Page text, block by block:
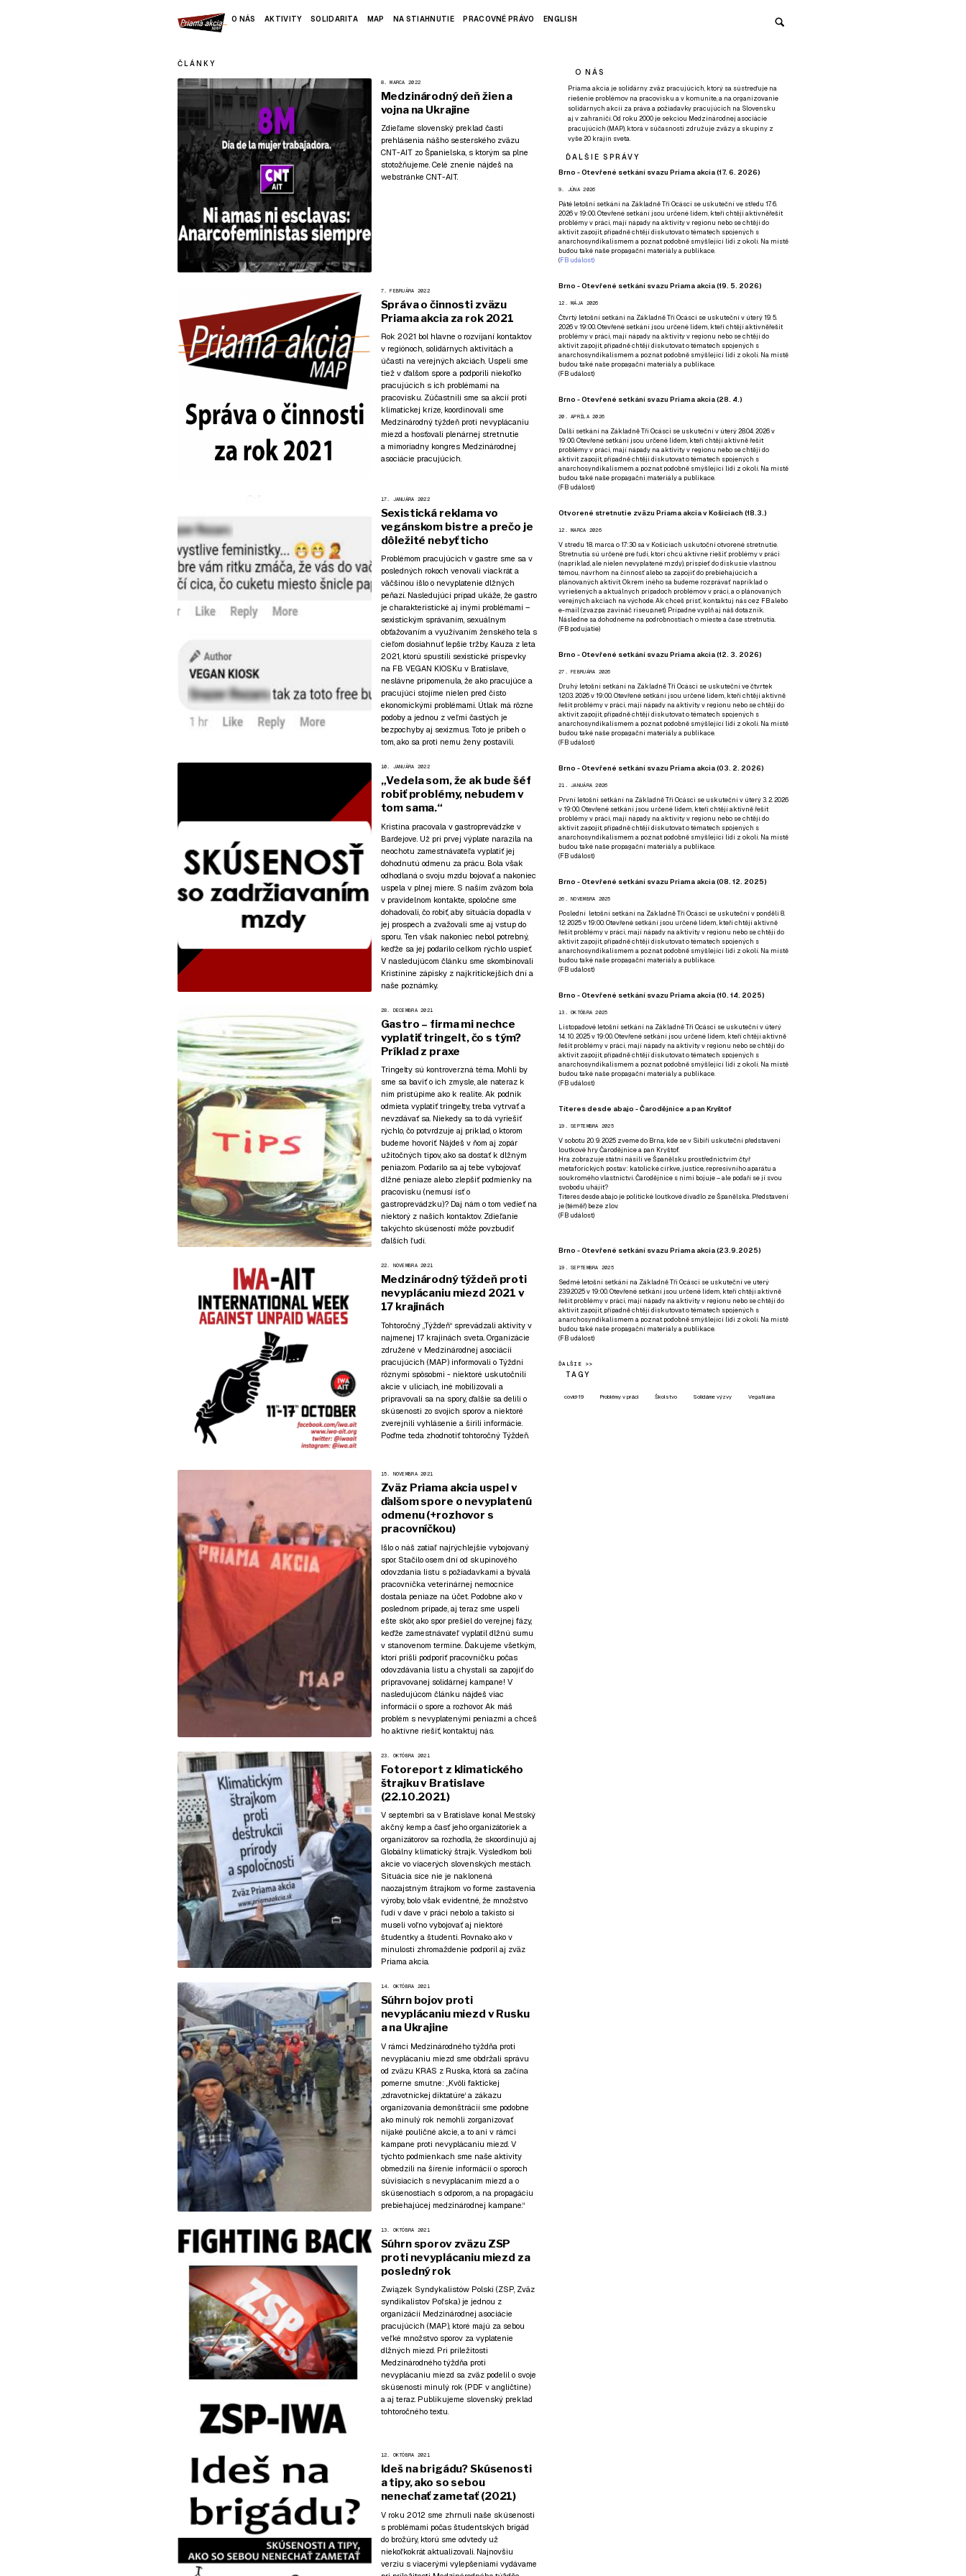
O NÁS AKTIVITY SOLIDARITA MAP NA STIAHNUTIE PRACOVNÉ PRÁVO ENGLISH
ČLÁNKY
8. MARCA 2022
Medzinárodný deň žien a
vojna na Ukrajine
Zdieľame slovenský preklad časti
prehlásenia nášho sesterského zväzu
CNT-AIT zo Španielska, s ktorým sa plne
stotožňujeme. Celé znenie nájdeš na
webstránke CNT-AIT.
7. FEBRUÁRA 2022
Správa o činnosti zväzu
Priama akcia za rok 2021
Rok 2021 bol hlavne o rozvíjaní kontaktov
v regiónoch, solidárnych aktivitách a
účasti na verejných akciách. Uspeli sme
tiež v ďalšom spore a podporili niekoľko
pracujúcich s ich problémami na
pracovisku. Zúčastnili sme sa akcií proti
klimatickej kríze, koordinovali sme
Medzinárodný týždeň proti nevyplácaniu
miezd a hosťovali plenárnej stretnutie
a mimoriadny kongres Medzinárodnej
asociácie pracujúcich.
17. JANUÁRA 2022
Sexistická reklama vo
vegánskom bistre a prečo je
dôležité nebyť ticho
Problémom pracujúcich v gastre sme sa v
posledných rokoch venovali viackrát a
väčšinou išlo o nevyplatenie dlžných
peňazí. Nasledujúci prípad ukáže, že gastro
je charakteristické aj inými problémami –
sexistickým správaním, sexuálnym
obťažovaním a využívaním ženského tela s
cieľom dosiahnuť lepšie tržby. Kauza z leta
2021, ktorú spustili sexistické príspevky
na FB VEGAN KIOSKu v Bratislave,
neslávne pripomenula, že ako pracujúce a
pracujúci stojíme nielen pred čisto
ekonomickými problémami. Útlak má rôzne
podoby a jednou z veľmi častých je
bezpochyby aj sexizmus. Toto je príbeh o
tom, ako sa proti nemu ženy postavili.
10. JANUÁRA 2022
„Vedela som, že ak bude šéf
robiť problémy, nebudem v
tom sama.“
Kristína pracovala v gastroprevádzke v
Bardejove. Už pri prvej výplate narazila na
neochotu zamestnávateľa vyplatiť jej
dohodnutú odmenu za prácu. Bola však
odhodlaná o svoju mzdu bojovať a nakoniec
uspela v plnej miere. S naším zväzom bola
v pravidelnom kontakte, spoločne sme
dohadovali, čo robiť, aby situácia dopadla v
jej prospech a zvažovali sme aj vstup do
sporu. Ten však nakoniec nebol potrebný,
keďže sa jej podarilo celkom rýchlo uspieť.
V nasledujúcom článku sme skombinovali
Kristínine zápisky z najkritickejších dní a
naše poznámky.
28. DECEMBRA 2021
Gastro – firma mi nechce
vyplatiť tringelt, čo s tým?
Príklad z praxe
Tringelty sú kontroverzná téma. Mohli by
sme sa baviť o ich zmysle, ale nateraz k
nim pristúpime ako k realite. Ak podnik
odmieta vyplatiť tringelty, treba vytrvať a
nevzdávať sa. Niekedy sa to dá vyriešiť
rýchlo, čo potvrdzuje aj príklad, o ktorom
budeme hovoriť. Nájdeš v ňom aj zopár
užitočných tipov, ako sa dostať k dlžným
peniazom. Podarilo sa aj tebe vybojovať
dlžné peniaze alebo zlepšiť podmienky na
pracovisku (nemusí ísť o
gastroprevádzku)? Daj nám o tom vedieť na
niektorý z našich kontaktov. Zdieľanie
takýchto skúseností môže povzbudiť
ďalších ľudí.
22. NOVEMBRA 2021
Medzinárodný týždeň proti
nevyplácaniu miezd 2021 v
17 krajinách
Tohtoročný „Týždeň“ sprevádzali aktivity v
najmenej 17 krajinách sveta. Organizácie
združené v Medzinárodnej asociácii
pracujúcich (MAP) informovali o Týždni
rôznymi spôsobmi - niektoré uskutočnili
akcie v uliciach, iné mobilizovali a
pripravovali sa na spory, ďalšie sa delili o
skúsenosti zo svojich sporov a niektoré
zverejnili vyhlásenie a šírili informácie.
Poďme teda zhodnotiť tohtoročný Týždeň.
15. NOVEMBRA 2021
Zväz Priama akcia uspel v
ďalšom spore o nevyplatenú
odmenu (+rozhovor s
pracovníčkou)
Išlo o náš zatiaľ najrýchlejšie vybojovaný
spor. Stačilo osem dní od skupinového
odovzdania listu s požiadavkami a bývalá
pracovníčka veterinárnej nemocnice
dostala peniaze na účet. Podobne ako v
poslednom prípade , aj teraz sme uspeli
ešte skôr, ako spor prešiel do verejnej fázy,
keďže zamestnávateľ vyplatil dlžnú sumu
v stanovenom termíne. Ďakujeme všetkým,
ktorí prišli podporiť pracovníčku počas
odovzdávania listu a chystali sa zapojiť do
pripravovanej solidárnej kampane! V
nasledujúcom článku nájdeš viac
informácií o spore a rozhovor. Ak máš
problém s nevyplatenými peniazmi a chceš
ho aktívne riešiť, kontaktuj nás.
23. OKTÓBRA 2021
Fotoreport z klimatického
štrajku v Bratislave
(22.10.2021)
V septembri sa v Bratislave konal Mestský
akčný kemp a časť jeho organizátoriek a
organizátorov sa rozhodla, že skoordinujú aj
Globálny klimatický štrajk. Výsledkom boli
akcie vo viacerých slovenských mestách.
Situácia síce nie je naklonená
naozajstným štrajkom vo forme zastavenia
výroby, bolo však evidentné, že množstvo
ľudí v dave v práci nebolo a takisto si
museli voľno vybojovať aj niektoré
študentky a študenti. Rovnako ako v
minulosti zhromaždenie podporil aj zväz
Priama akcia.
14. OKTÓBRA 2021
Súhrn bojov proti
nevyplácaniu miezd v Rusku
a na Ukrajine
V rámci Medzinárodného týždňa proti
nevyplácaniu miezd sme obdržali správu
od zväzu KRAS z Ruska, ktorá sa začína
pomerne smutne: „Kvôli faktickej
‚zdravotníckej diktatúre‘ a zákazu
organizovania demonštrácií sme podobne
ako minulý rok nemohli zorganizovať
nijaké pouličné akcie, a to ani v rámci
kampane proti nevyplácaniu miezd. V
týchto podmienkach sme naše aktivity
obmedzili na šírenie informácií o sporoch
súvisiacich s nevyplácaním miezd a o
skúsenostiach s odporom, a na propagáciu
prebiehajúcej medzinárodnej kampane.“
13. OKTÓBRA 2021
Súhrn sporov zväzu ZSP
proti nevyplácaniu miezd za
posledný rok
Związek Syndykalistów Polski (ZSP, Zväz
syndikalistov Poľska) je jednou z
organizácií Medzinárodnej asociácie
pracujúcich (MAP), ktoré majú za sebou
veľké množstvo sporov za vyplatenie
dlžných miezd. Pri príležitosti
Medzinárodného týždňa proti
nevyplácaniu miezd sa zväz podelil o svoje
skúsenosti minulý rok (PDF v angličtine)
a aj teraz. Publikujeme slovenský preklad
tohtoročného textu.
12. OKTÓBRA 2021
Ideš na brigádu? Skúsenosti
a tipy, ako so sebou
nenechať zametať (2021)
V roku 2012 sme zhrnuli naše skúsenosti
s problémami počas študentských brigád
do brožúry, ktorú sme odvtedy už
niekoľkokrát aktualizovali. Najnovšiu
verziu s viacerými vylepšeniami vydávame
O NÁS
Priama akcia je solidárny zväz pracujúcich, ktorý sa sústreďuje na
riešenie problémov na pracovisku a v komunite, a na organizovanie
solidárnych akcií za práva a požiadavky pracujúcich na Slovensku
aj v zahraničí. Od roku 2000 je sekciou Medzinárodnej asociácie
pracujúcich (MAP), ktorá v súčasnosti združuje zväzy a skupiny z
vyše 20 krajín sveta.
ĎALŠIE SPRÁVY
Brno - Otevřené setkání svazu Priama akcia (17. 6. 2026)
9. JÚNA 2026
Páté letošní setkání na Základně Tři Ocásci se uskuteční ve středu 17. 6.
2026 v 19:00. Otevřené setkání jsou určené lidem, kteří chtějí aktivněřešit
problémy v práci, mají nápady na aktivity v regionu nebo se chtějí do
aktivit zapojit, případně chtějí diskutovat o tématech spojených s
anarchosyndikalismem a poznat podobně smýšlející lidi z okolí. Na místě
budou také naše propagační materiály a publikace.
(FB událost)
Brno - Otevřené setkání svazu Priama akcia (19. 5. 2026)
12. MÁJA 2026
Čtvrtý letošní setkání na Základně Tři Ocásci se uskuteční v úterý 19. 5.
2026 v 19:00. Otevřené setkání jsou určené lidem, kteří chtějí aktivněřešit
problémy v práci, mají nápady na aktivity v regionu nebo se chtějí do
aktivit zapojit, případně chtějí diskutovat o tématech spojených s
anarchosyndikalismem a poznat podobně smýšlející lidi z okolí. Na místě
budou také naše propagační materiály a publikace.
(FB událost)
Brno - Otevřené setkání svazu Priama akcia (28. 4.)
20. APRÍLA 2026
Další setkání na Základně Tři Ocásci se uskuteční v úterý 28.04. 2026 v
19:00. Otevřené setkání jsou určené lidem, kteří chtějí aktivně řešit
problémy v práci, mají nápady na aktivity v regionu nebo se chtějí do
aktivit zapojit, případně chtějí diskutovat o tématech spojených s
anarchosyndikalismem a poznat podobně smýšlející lidi z okolí. Na místě
budou také naše propagační materiály a publikace.
(FB událost)
Otvorené stretnutie zväzu Priama akcia v Košiciach (18.3.)
12. MARCA 2026
V stredu 18. marca o 17:30 sa v Košiciach uskutoční otvorené stretnutie.
Stretnutia sú určené pre ľudí, ktorí chcú aktívne riešiť problémy v práci
(napríklad, ale nielen nevyplatené mzdy), prispieť do diskusie vlastnou
témou, návrhom na činnosť alebo sa zapojiť do prebiehajúcich a
plánovaných aktivít. Okrem iného sa budeme rozprávať napríklad o
vyriešených a aktuálnych prípadoch problémov v práci, a o plánovaných
verejných akciach na východe. Ak chceš prísť, kontaktuj nás cez FBalebo
e-mail (zvazpa zavináč riseup.net). Prípadnevyplň aj náš dotazník.
Následne sa dohodneme na podrobnostiach o mieste a čase stretnutia.
(FB podujatie)
Brno - Otevřené setkání svazu Priama akcia (12. 3. 2026)
27. FEBRUÁRA 2026
Druhý letošní setkání na Základně Tři Ocásci se uskuteční ve čtvrtek
12.03. 2026 v 19:00. Otevřené setkání jsou určené lidem, kteří chtějí aktivně
řešit problémy v práci, mají nápady na aktivity v regionu nebo se chtějí do
aktivit zapojit, případně chtějí diskutovat o tématech spojených s
anarchosyndikalismem a poznat podobně smýšlející lidi z okolí. Na místě
budou také naše propagační materiály a publikace.
(FB událost)
Brno - Otevřené setkání svazu Priama akcia (03. 2. 2026)
21. JANUÁRA 2026
První letošní setkání na Základně Tři Ocásci se uskuteční v úterý 3. 2. 2026
v 19:00. Otevřené setkání jsou určené lidem, kteří chtějí aktivně řešit
problémy v práci, mají nápady na aktivity v regionu nebo se chtějí do
aktivit zapojit, případně chtějí diskutovat o tématech spojených s
anarchosyndikalismem a poznat podobně smýšlející lidi z okolí. Na místě
budou také naše propagační materiály a publikace.
(FB událost)
Brno - Otevřené setkání svazu Priama akcia (08. 12. 2025)
26. NOVEMBRA 2025
Poslední letošní setkání na Základně Tři Ocásci se uskuteční v ponděli 8.
12. 2025 v 19:00. Otevřené setkání jsou určené lidem, kteří chtějí aktivně
řešit problémy v práci, mají nápady na aktivity v regionu nebo se chtějí do
aktivit zapojit, případně chtějí diskutovat o tématech spojených s
anarchosyndikalismem a poznat podobně smýšlející lidi z okolí. Na místě
budou také naše propagační materiály a publikace.
(FB událost)
Brno - Otevřené setkání svazu Priama akcia (10. 14. 2025)
13. OKTÓBRA 2025
Listopadové letošní setkání na Základně Tři Ocásci se uskuteční v úterý
14. 10. 2025 v 19:00. Otevřené setkání jsou určené lidem, kteří chtějí aktivně
řešit problémy v práci, mají nápady na aktivity v regionu nebo se chtějí do
aktivit zapojit, případně chtějí diskutovat o tématech spojených s
anarchosyndikalismem a poznat podobně smýšlející lidi z okolí. Na místě
budou také naše propagační materiály a publikace.
(FB událost)
Títeres desde abajo - Čarodějnice a pan Kryštof
19. SEPTEMBRA 2025
V sobotu 20. 9. 2025 zveme do Brna, kde se v Sibiři uskuteční představení
loutkové hry Čarodějnice a pan Kryštof.
Hra zobrazuje státní násilí ve Španělsku prostřednictvím čtyř
metaforických postav: katolické církve, justice, represivního aparátu a
soukromého vlastnictví. Čarodějnice s nimi bojuje – ale podaří se jí svou
svobodu uhájit?
Títeres desde abajo je politické loutkové divadlo ze Španělska. Představení
je (téměř) beze zlov.
(FB událost)
Brno - Otevřené setkání svazu Priama akcia (23.9.2025)
19. SEPTEMBRA 2025
Sedmé letošní setkání na Základně Tři Ocásci se uskuteční ve uterý
23.9.2025 v 19:00. Otevřené setkání jsou určené lidem, kteří chtějí aktivně
řešit problémy v práci, mají nápady na aktivity v regionu nebo se chtějí do
aktivit zapojit, případně chtějí diskutovat o tématech spojených s
anarchosyndikalismem a poznat podobně smýšlející lidi z okolí. Na místě
budou také naše propagační materiály a publikace.
(FB událost)
ĎALŠIE >>
TAGY
covid-19 Problémy v práci Školstvo Solidárne výzvy VegaNana